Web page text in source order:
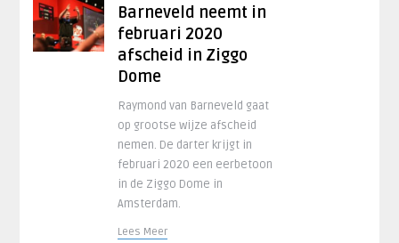
Barneveld neemt in
februari 2020
afscheid in Ziggo
Dome
Raymond van Barneveld gaat
op grootse wijze afscheid
nemen. De darter krijgt in
februari 2020 een eerbetoon
in de Ziggo Dome in
Amsterdam.
Lees Meer